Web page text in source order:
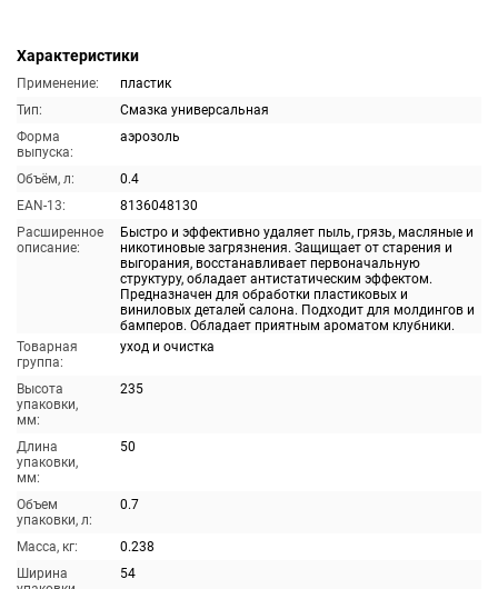
Характеристики
Применение:
пластик
Тип:
Смазка универсальная
Форма
выпуска:
аэрозоль
Объём, л:
0.4
EAN-13:
8136048130
Расширенное
описание:
Быстро и эффективно удаляет пыль, грязь, масляные и
никотиновые загрязнения. Защищает от старения и
выгорания, восстанавливает первоначальную
структуру, обладает антистатическим эффектом.
Предназначен для обработки пластиковых и
виниловых деталей салона. Подходит для молдингов и
бамперов. Обладает приятным ароматом клубники.
Товарная
группа:
уход и очистка
Высота
упаковки,
мм:
235
Длина
упаковки,
мм:
50
Объем
упаковки, л:
0.7
Масса, кг:
0.238
Ширина
54